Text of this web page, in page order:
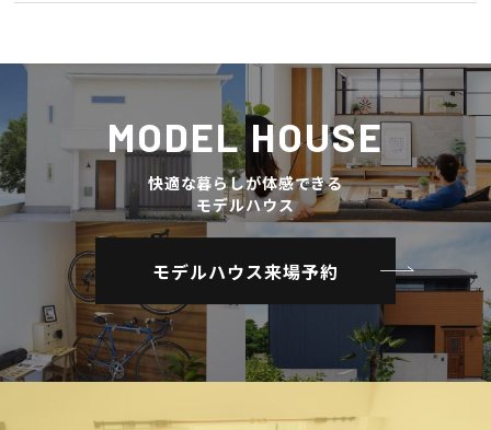
MODEL HOUSE
快適な暮らしが体感できる
モデルハウス
モデルハウス来場予約